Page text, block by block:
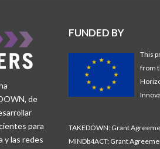
de
para
y las redes
FUNDED BY
This
from
TAKEDOWN: Grant
MINDb4ACT: Grant